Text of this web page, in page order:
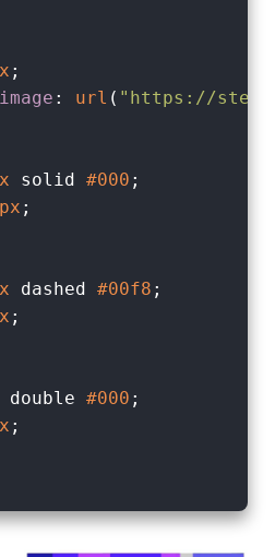
;
: url ( "https://
solid #000 ;
;
dashed #00f8 ;
;
double #000 ;
;